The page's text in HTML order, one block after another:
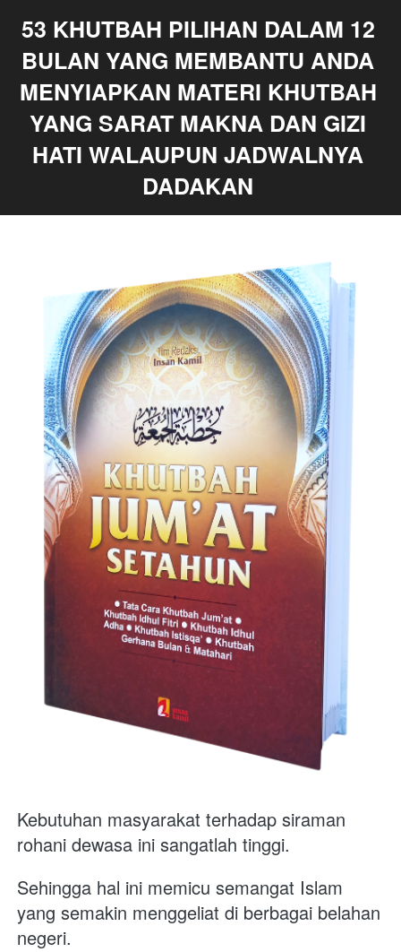
53 KHUTBAH PILIHAN DALAM 12
BULAN YANG MEMBANTU ANDA
MENYIAPKAN MATERI KHUTBAH
YANG SARAT MAKNA DAN GIZI
HATI WALAUPUN JADWALNYA
DADAKAN
Kebutuhan masyarakat terhadap siraman
rohani dewasa ini sangatlah tinggi.
Sehingga hal ini memicu semangat Islam
yang semakin menggeliat di berbagai belahan
negeri.